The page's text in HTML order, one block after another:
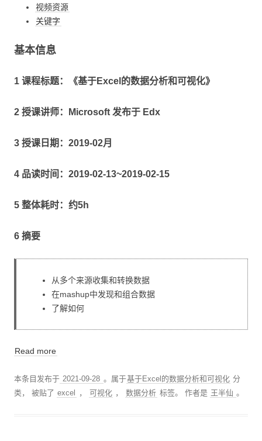
视频资源
关键字
基本信息
1 课程标题：《基于Excel的数据分析和可视化》
2 授课讲师：Microsoft 发布于 Edx
3 授课日期：2019-02月
4 品读时间：2019-02-13~2019-02-15
5 整体耗时：约5h
6 摘要
从多个来源收集和转换数据
在mashup中发现和组合数据
了解如何
Read more
本条目发布于 2021-09-28 。属于基于Excel的数据分析和可视化 分
类， 被贴了 excel ， 可视化 ， 数据分析 标签。 作者是 王半仙 。